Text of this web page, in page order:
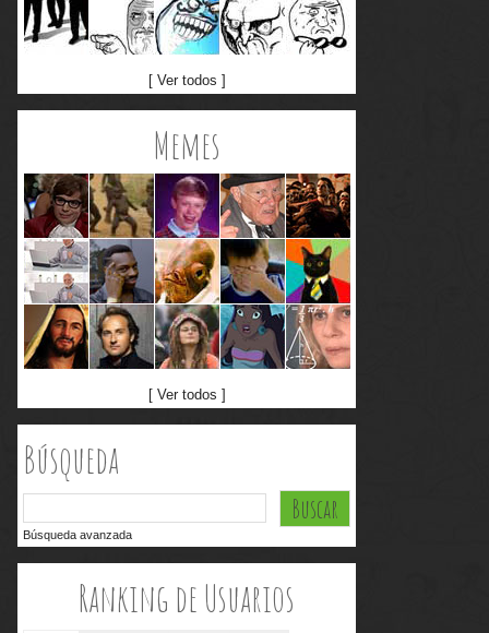
[ Ver todos ]
Memes
[ Ver todos ]
Búsqueda
Búsqueda avanzada
Ranking de Usuarios